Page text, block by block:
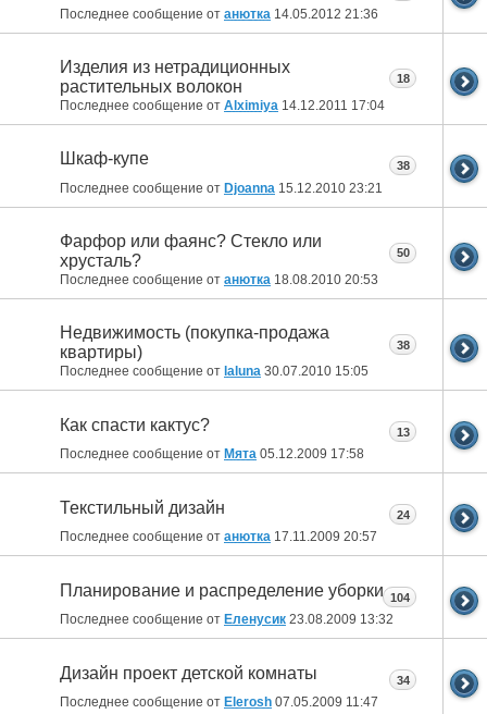
Последнее сообщение от анютка 14.05.2012 21:36
Изделия из нетрадиционных
растительных волокон
Последнее сообщение от Alximiya 14.12.2011 17:04
18
Шкаф-купе
Последнее сообщение от Djoanna 15.12.2010 23:21
38
Фарфор или фаянс? Стекло или
хрусталь?
Последнее сообщение от анютка 18.08.2010 20:53
50
Недвижимость (покупка-продажа
квартиры)
Последнее сообщение от laluna 30.07.2010 15:05
38
Как спасти кактус?
Последнее сообщение от Мята 05.12.2009 17:58
13
Текстильный дизайн
Последнее сообщение от анютка 17.11.2009 20:57
24
Планирование и распределение уборки
Последнее сообщение от Еленусик 23.08.2009 13:32
104
Дизайн проект детской комнаты
Последнее сообщение от Elerosh 07.05.2009 11:47
34